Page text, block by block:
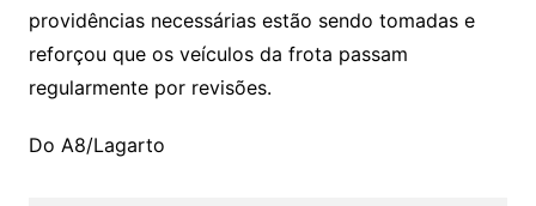
providências necessárias estão sendo tomadas e
reforçou que os veículos da frota passam
regularmente por revisões.
Do A8/Lagarto